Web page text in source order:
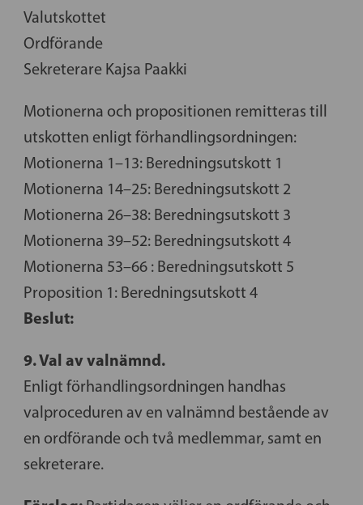
Valutskottet
Ordförande
Sekreterare Kajsa Paakki
Motionerna och propositionen remitteras till
utskotten enligt förhandlingsordningen:
Motionerna 1–13: Beredningsutskott 1
Motionerna 14–25: Beredningsutskott 2
Motionerna 26–38: Beredningsutskott 3
Motionerna 39–52: Beredningsutskott 4
Motionerna 53–66 : Beredningsutskott 5
Proposition 1: Beredningsutskott 4
Beslut:
9. Val av valnämnd.
Enligt förhandlingsordningen handhas
valproceduren av en valnämnd bestående av
en ordförande och två medlemmar, samt en
sekreterare.